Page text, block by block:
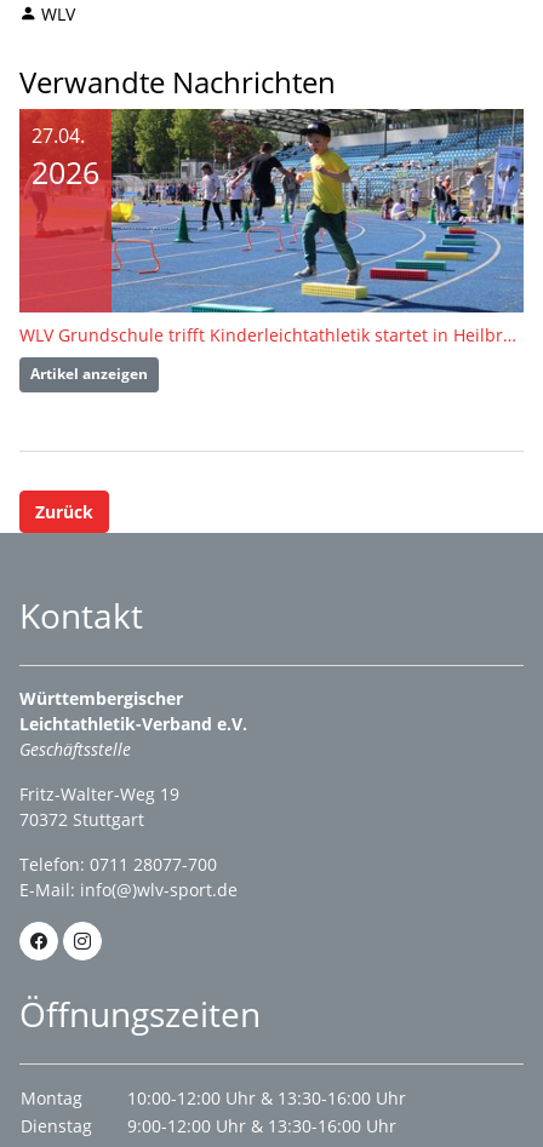
WLV
Verwandte Nachrichten
27.04.
2026
WLV Grundschule trifft Kinderleichtathletik startet in Heilbronn
Artikel anzeigen
Zurück
Kontakt
Württembergischer
Leichtathletik-Verband e.V.
Geschäftsstelle
Fritz-Walter-Weg 19
70372 Stuttgart
Telefon: 0711 28077-700
E-Mail: info(@)wlv-sport.de
Öffnungszeiten
Montag
10:00-12:00 Uhr & 13:30-16:00 Uhr
Dienstag
9:00-12:00 Uhr & 13:30-16:00 Uhr